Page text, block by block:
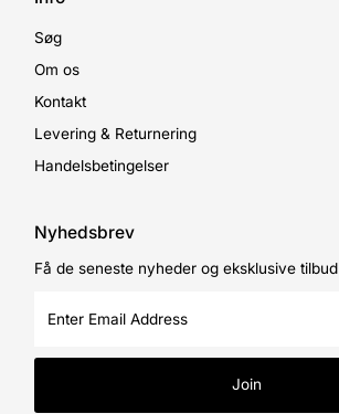
Søg
Om os
Kontakt
Levering & Returnering
Handelsbetingelser
Nyhedsbrev
Få de seneste nyheder og eksklusive tilbud
Email
Join